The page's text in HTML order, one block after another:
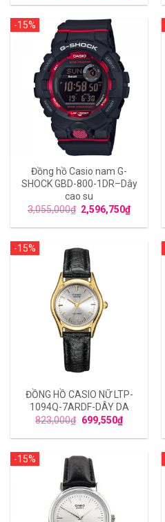
-15%
Đồng hồ Casio nam G-
SHOCK GBD-800-1DR–Dây
cao su
3,055,000₫ 2,596,750₫
-15%
ĐỒNG HỒ CASIO NỮ LTP-
1094Q-7ARDF-DÂY DA
823,000₫ 699,550₫
-15%